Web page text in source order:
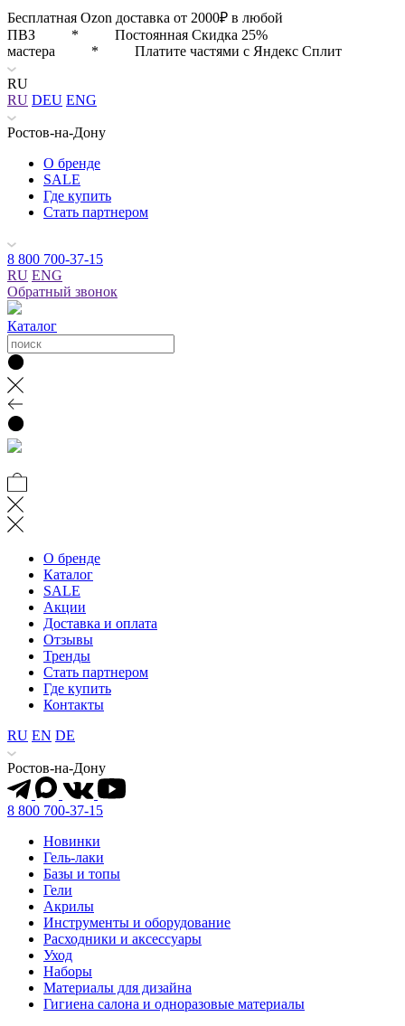
Бесплатная Ozon доставка от 2000₽ в любой
ПВЗ * Постоянная Скидка 25%
мастера * Платите частями с Яндекс Сплит
RU
RU DEU ENG
Ростов-на-Дону
О бренде
SALE
Где купить
Стать партнером
8 800 700-37-15
RU ENG
Обратный звонок
Каталог
О бренде
Каталог
SALE
Акции
Доставка и оплата
Отзывы
Тренды
Стать партнером
Где купить
Контакты
RU EN DE
Ростов-на-Дону
8 800 700-37-15
Новинки
Гель-лаки
Базы и топы
Гели
Акрилы
Инструменты и оборудование
Расходники и аксессуары
Уход
Наборы
Материалы для дизайна
Гигиена салона и одноразовые материалы